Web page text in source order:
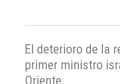
El deterioro de la
primer ministro
Oriente.